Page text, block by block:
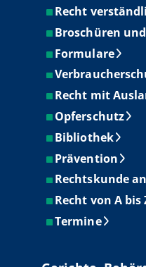
Recht
Broschüren
Formulare
Recht mit
Opferschutz
Bibliothek
Prävention
Rechtskunde
Recht von A bis
Termine